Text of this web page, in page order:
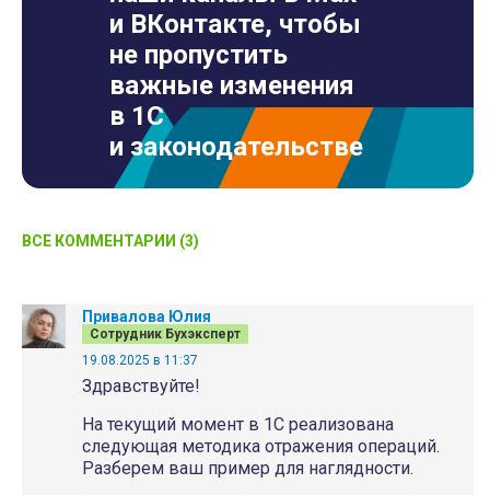
и ВКонтакте, чтобы
не пропустить
важные изменения
в 1С
и законодательстве
ВСЕ КОММЕНТАРИИ (3)
Привалова Юлия
Сотрудник Бухэксперт
19.08.2025 в 11:37
Здравствуйте!
На текущий момент в 1С реализована
следующая методика отражения операций.
Разберем ваш пример для наглядности.